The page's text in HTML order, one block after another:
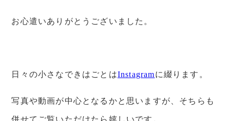
お心遣いありがとうございました。
日々の小さなできはごとはInstagramに綴ります。
写真や動画が中心となるかと思いますが、そちらも